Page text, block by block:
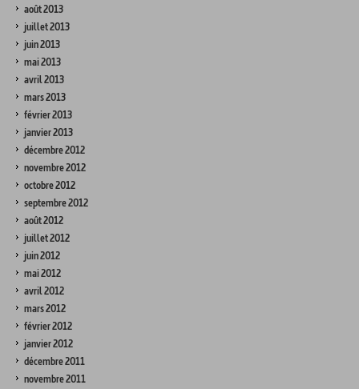
août 2013
juillet 2013
juin 2013
mai 2013
avril 2013
mars 2013
février 2013
janvier 2013
décembre 2012
novembre 2012
octobre 2012
septembre 2012
août 2012
juillet 2012
juin 2012
mai 2012
avril 2012
mars 2012
février 2012
janvier 2012
décembre 2011
novembre 2011